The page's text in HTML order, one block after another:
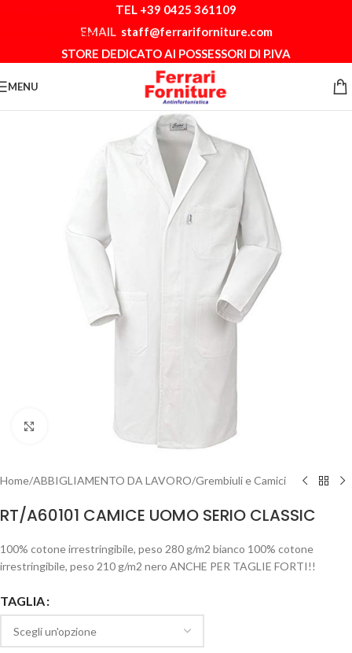
Skip to main content
TEL +39 0425 361109
EMAIL staff@ferrariforniture.com
STORE DEDICATO AI POSSESSORI DI P.IVA
MENU
Home/ABBIGLIAMENTO DA LAVORO/Grembiuli e Camici
RT/A60101 CAMICE UOMO SERIO CLASSIC
100% cotone irrestringibile, peso 280 g/m2 bianco 100% cotone
irrestringibile, peso 210 g/m2 nero ANCHE PER TAGLIE FORTI!!
TAGLIA